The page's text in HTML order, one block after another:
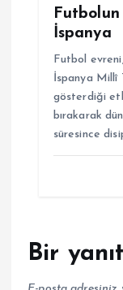
İspanya
Futbol
İspanya Millî
gösterdiği
bırakarak
süresince
Bir